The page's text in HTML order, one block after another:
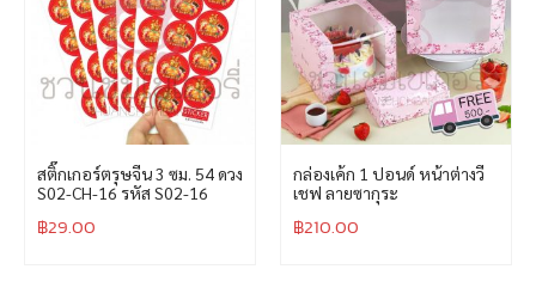
สติ๊กเกอร์ตรุษจีน 3 ซม. 54 ดวง
S02-CH-16 รหัส S02-16
฿29.00
กล่องเค้ก 1 ปอนด์ หน้าต่างวี
เชฟ ลายซากุระ
฿210.00